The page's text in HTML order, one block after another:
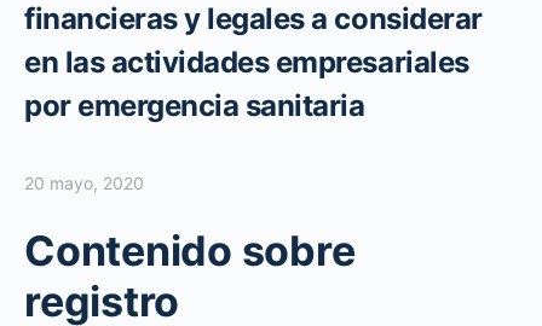
financieras y legales a considerar
en las actividades empresariales
por emergencia sanitaria
20 mayo, 2020
Contenido sobre
registro